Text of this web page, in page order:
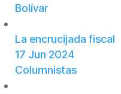
Bolívar
La encrucijada fiscal
17 Jun 2024
Columnistas